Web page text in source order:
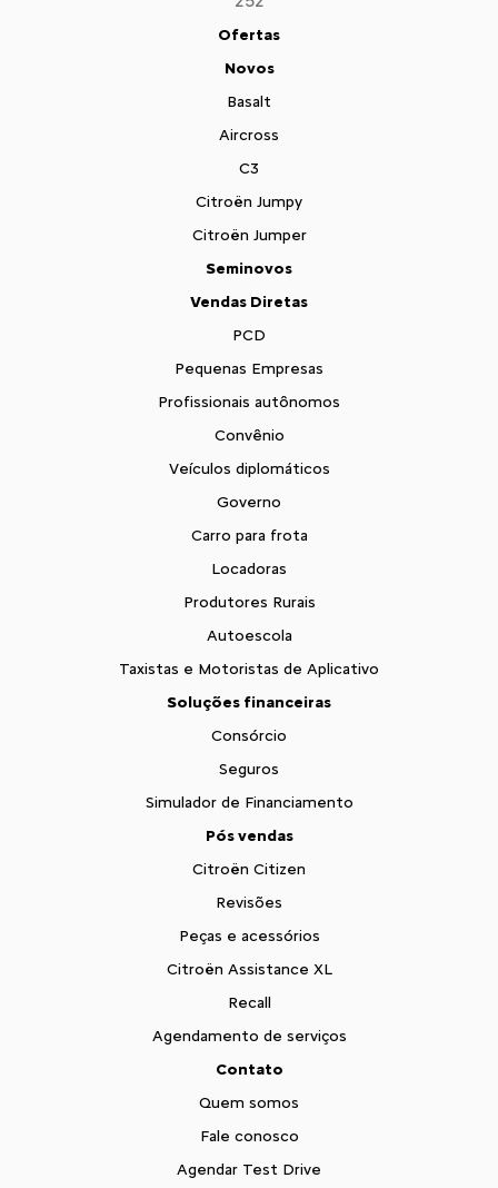
Ofertas
Novos
Basalt
Aircross
C3
Citroën Jumpy
Citroën Jumper
Seminovos
Vendas Diretas
PCD
Pequenas Empresas
Profissionais autônomos
Convênio
Veículos diplomáticos
Governo
Carro para frota
Locadoras
Produtores Rurais
Autoescola
Taxistas e Motoristas de Aplicativo
Soluções financeiras
Consórcio
Seguros
Simulador de Financiamento
Pós vendas
Citroën Citizen
Revisões
Peças e acessórios
Citroën Assistance XL
Recall
Agendamento de serviços
Contato
Quem somos
Fale conosco
Agendar Test Drive